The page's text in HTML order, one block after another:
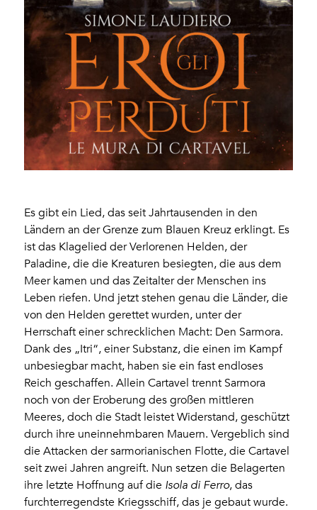
Es gibt ein Lied, das seit Jahrtausenden in den
Ländern an der Grenze zum Blauen Kreuz erklingt. Es
ist das Klagelied der Verlorenen Helden, der
Paladine, die die Kreaturen besiegten, die aus dem
Meer kamen und das Zeitalter der Menschen ins
Leben riefen. Und jetzt stehen genau die Länder, die
von den Helden gerettet wurden, unter der
Herrschaft einer schrecklichen Macht: Den Sarmora.
Dank des „Itri“, einer Substanz, die einen im Kampf
unbesiegbar macht, haben sie ein fast endloses
Reich geschaffen. Allein Cartavel trennt Sarmora
noch von der Eroberung des großen mittleren
Meeres, doch die Stadt leistet Widerstand, geschützt
durch ihre uneinnehmbaren Mauern. Vergeblich sind
die Attacken der sarmorianischen Flotte, die Cartavel
seit zwei Jahren angreift. Nun setzen die Belagerten
ihre letzte Hoffnung auf die Isola di Ferro, das
furchterregendste Kriegsschiff, das je gebaut wurde.